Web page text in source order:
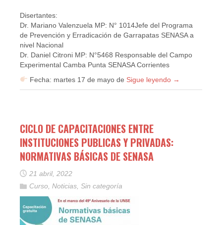
Disertantes:
Dr. Mariano Valenzuela MP: N° 1014Jefe del Programa
de Prevención y Erradicación de Garrapatas SENASA a
nivel Nacional
Dr. Daniel Citroni MP: N°5468 Responsable del Campo
Experimental Camba Punta SENASA Corrientes
Fecha: martes 17 de mayo de Sigue leyendo →
CICLO DE CAPACITACIONES ENTRE
INSTITUCIONES PUBLICAS Y PRIVADAS:
NORMATIVAS BÁSICAS DE SENASA
21 abril, 2022
Curso, Noticias, Sin categoría